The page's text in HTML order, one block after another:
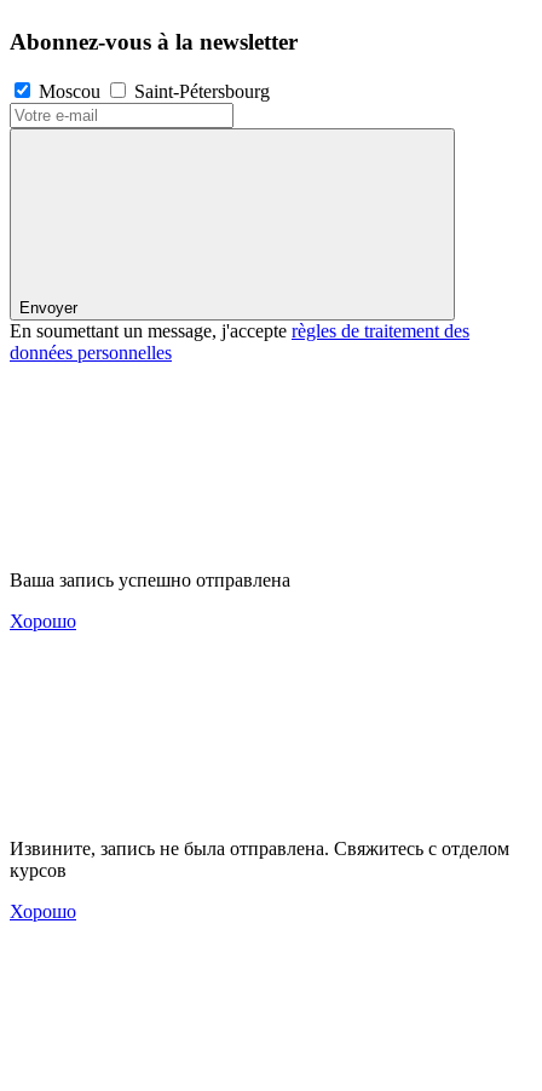
Abonnez-vous à la newsletter
Moscou Saint-Pétersbourg
Envoyer
En soumettant un message, j'accepte règles de traitement des
données personnelles
Ваша запись успешно отправлена
Хорошо
Извините, запись не была отправлена. Свяжитесь с отделом
курсов
Хорошо